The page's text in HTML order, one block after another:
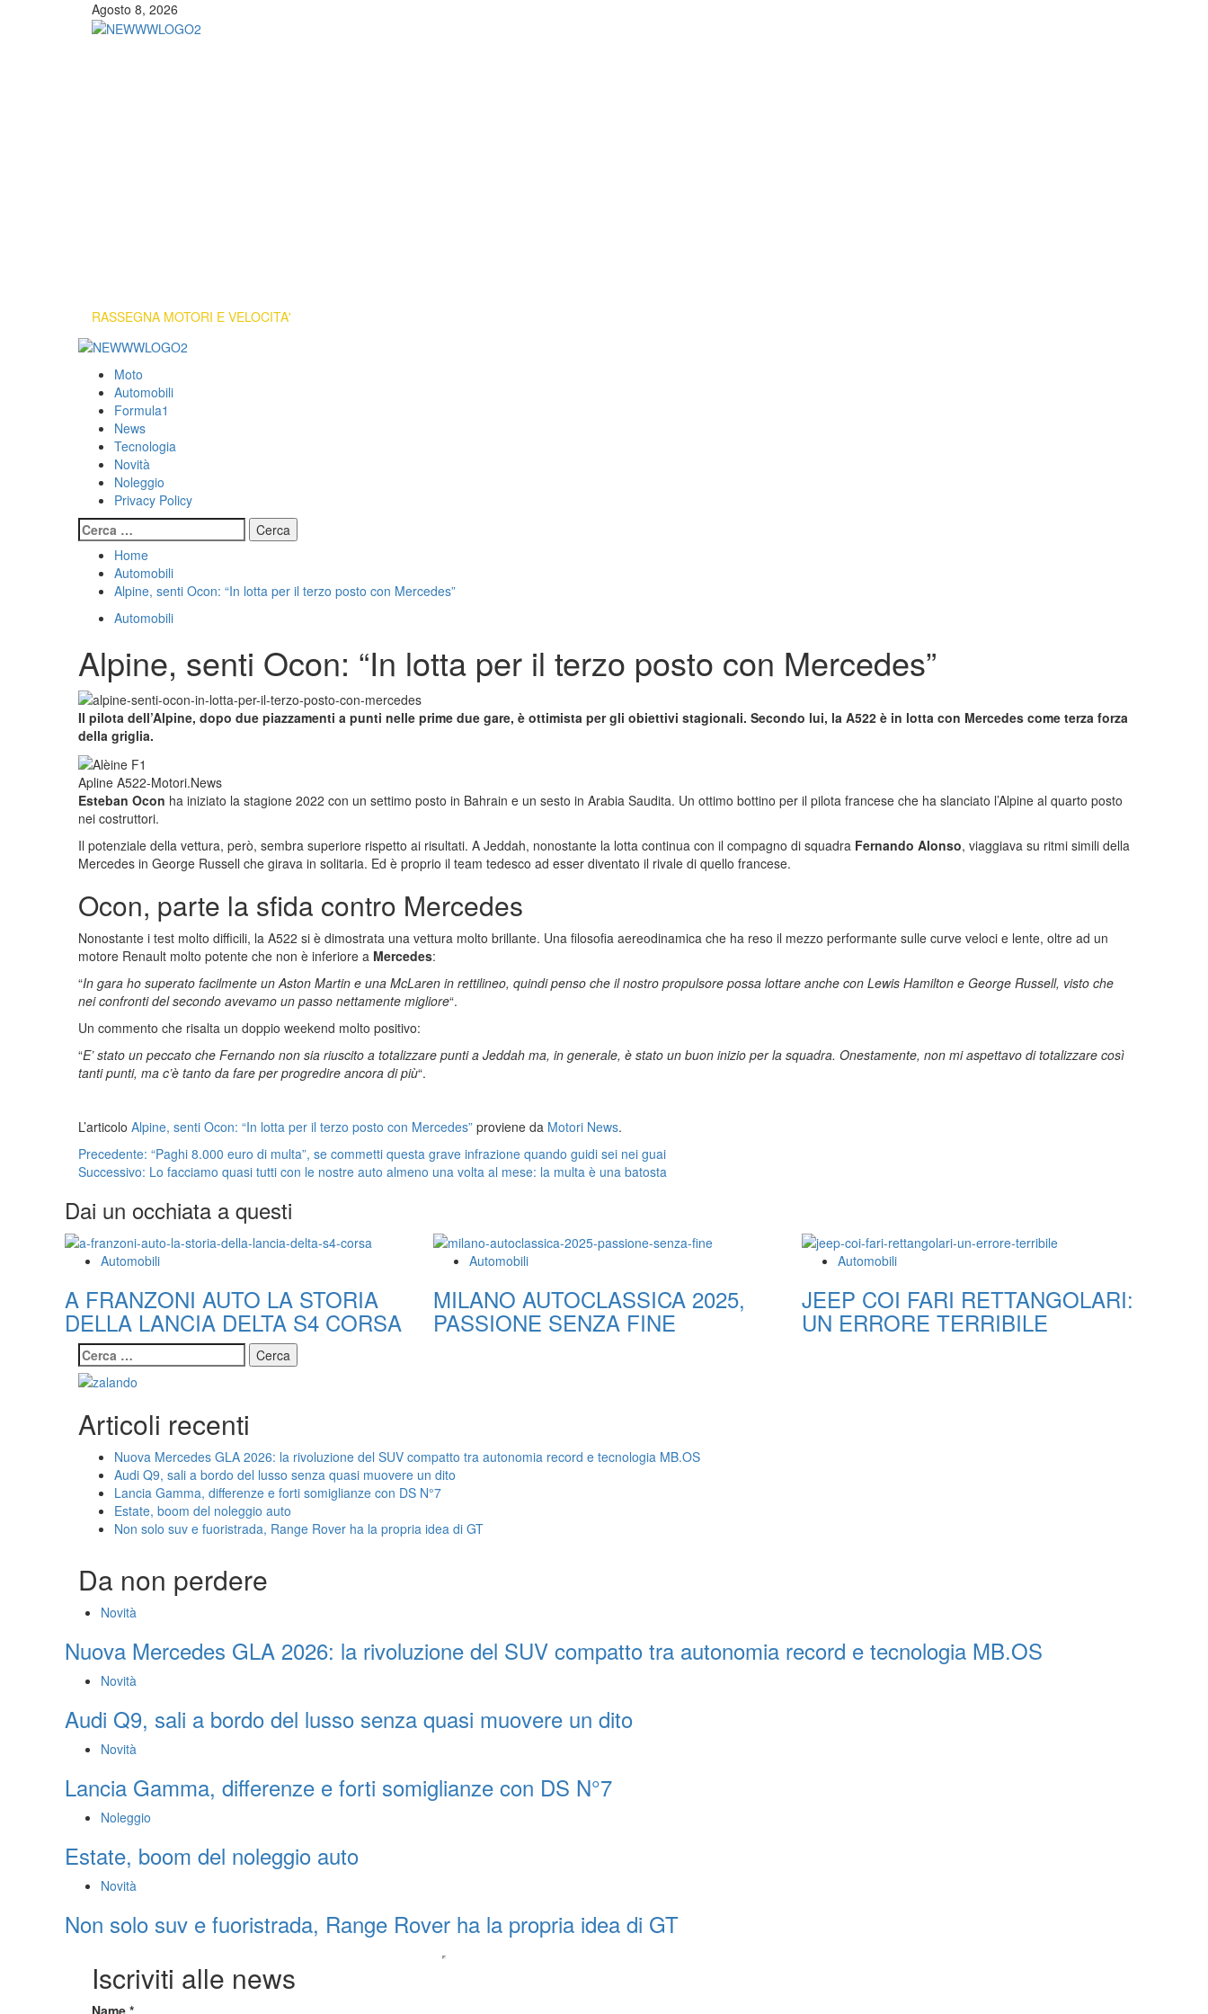
Agosto 8, 2026
RASSEGNA MOTORI E VELOCITA'
Primary
Moto
Automobili
Formula1
News
Tecnologia
Novità
Noleggio
Privacy Policy
Ricerca
per:
Home
Automobili
Alpine, senti Ocon: “In lotta per il terzo posto con Mercedes”
Automobili
Alpine, senti Ocon: “In lotta per il terzo posto con Mercedes”
Il pilota dell’Alpine, dopo due piazzamenti a punti nelle prime due gare, è ottimista per gli obiettivi stagionali. Secondo lui, la A522 è in lotta con Mercedes come terza forza
della griglia.
Apline A522-Motori.News
Esteban Ocon ha iniziato la stagione 2022 con un settimo posto in Bahrain e un sesto in Arabia Saudita. Un ottimo bottino per il pilota francese che ha slanciato l’Alpine al quarto posto
nei costruttori.
Il potenziale della vettura, però, sembra superiore rispetto ai risultati. A Jeddah, nonostante la lotta continua con il compagno di squadra Fernando Alonso, viaggiava su ritmi simili della
Mercedes in George Russell che girava in solitaria. Ed è proprio il team tedesco ad esser diventato il rivale di quello francese.
Ocon, parte la sfida contro Mercedes
Nonostante i test molto difficili, la A522 si è dimostrata una vettura molto brillante. Una filosofia aereodinamica che ha reso il mezzo performante sulle curve veloci e lente, oltre ad un
motore Renault molto potente che non è inferiore a Mercedes:
“In gara ho superato facilmente un Aston Martin e una McLaren in rettilineo, quindi penso che il nostro propulsore possa lottare anche con Lewis Hamilton e George Russell, visto che
nei confronti del secondo avevamo un passo nettamente migliore“.
Un commento che risalta un doppio weekend molto positivo:
“E’ stato un peccato che Fernando non sia riuscito a totalizzare punti a Jeddah ma, in generale, è stato un buon inizio per la squadra. Onestamente, non mi aspettavo di totalizzare così
tanti punti, ma c’è tanto da fare per progredire ancora di più“.
L’articolo Alpine, senti Ocon: “In lotta per il terzo posto con Mercedes” proviene da Motori News.
Navigazione
articolo
Precedente: “Paghi 8.000 euro di multa”, se commetti questa grave infrazione quando guidi sei nei guai
Successivo: Lo facciamo quasi tutti con le nostre auto almeno una volta al mese: la multa è una batosta
Dai un occhiata a questi
Automobili
A FRANZONI AUTO LA STORIA
DELLA LANCIA DELTA S4 CORSA
Automobili
MILANO AUTOCLASSICA 2025,
PASSIONE SENZA FINE
Automobili
JEEP COI FARI RETTANGOLARI:
UN ERRORE TERRIBILE
Ricerca
per:
Articoli recenti
Nuova Mercedes GLA 2026: la rivoluzione del SUV compatto tra autonomia record e tecnologia MB.OS
Audi Q9, sali a bordo del lusso senza quasi muovere un dito
Lancia Gamma, differenze e forti somiglianze con DS N°7
Estate, boom del noleggio auto
Non solo suv e fuoristrada, Range Rover ha la propria idea di GT
Da non perdere
Novità
Nuova Mercedes GLA 2026: la rivoluzione del SUV compatto tra autonomia record e tecnologia MB.OS
Novità
Audi Q9, sali a bordo del lusso senza quasi muovere un dito
Novità
Lancia Gamma, differenze e forti somiglianze con DS N°7
Noleggio
Estate, boom del noleggio auto
Novità
Non solo suv e fuoristrada, Range Rover ha la propria idea di GT
Iscriviti alle news
Name *